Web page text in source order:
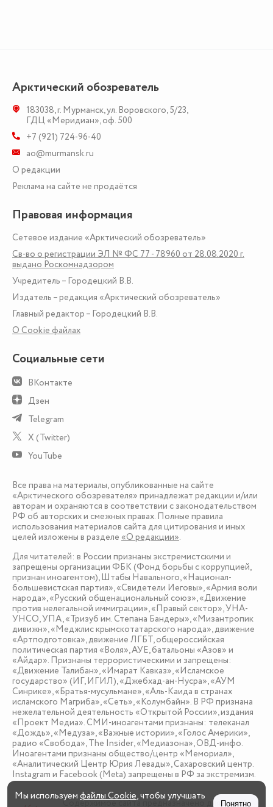
Арктический обозреватель
183038,г. Мурманск,ул. Воровского, 5/23,
ГДЦ «Меридиан», оф. 500
+7 (921) 724-96-40
ao@murmansk.ru
О редакции
Реклама на сайте не продаётся
Правовая информация
Сетевое издание «Арктический обозреватель»
Св-во о регистрации ЭЛ № ФС 77 - 78960 от 28.08.2020 г.
выдано Роскомнадзором
Учредитель – Городецкий В.В.
Издатель – редакция «Арктический обозреватель»
Главный редактор – Городецкий В.В.
О Сookie файлах
Социальные сети
ВКонтакте
Дзен
Telegram
X (Twitter)
YouTube
Все права на материалы, опубликованные на сайте
«Арктического обозревателя» принадлежат редакции и/или
авторам и охраняются в соответствии с законодательством
РФ об авторских и смежных правах. Полные правила
использования материалов сайта для цитирования и иных
целей изложены в разделе «О редакции».
Для читателей: в России признаны экстремистскими и
запрещены организации ФБК (Фонд борьбы с коррупцией,
признан иноагентом), Штабы Навального, «Национал-
большевистская партия», «Свидетели Иеговы», «Армия воли
народа», «Русский общенациональный союз», «Движение
против нелегальной иммиграции», «Правый сектор», УНА-
УНСО, УПА, «Тризуб им. Степана Бандеры», «Мизантропик
дивижн», «Меджлис крымскотатарского народа», движение
«Артподготовка», движение ЛГБТ, общероссийская
политическая партия «Воля», АУЕ, батальоны «Азов» и
«Айдар». Признаны террористическими и запрещены:
«Движение Талибан», «Имарат Кавказ», «Исламское
государство» (ИГ, ИГИЛ), «Джебхад-ан-Нусра», «АУМ
Синрике», «Братья-мусульмане», «Аль-Каида в странах
исламского Магриба», «Сеть», «Колумбайн». В РФ признана
нежелательной деятельность «Открытой России», издания
«Проект Медиа». СМИ-иноагентами признаны: телеканал
«Дождь», «Медуза», «Важные истории», «Голос Америки»,
радио «Свобода», The Insider, «Медиазона», ОВД-инфо.
Иноагентами признаны общество/центр «Мемориал»,
«Аналитический Центр Юрия Левады», Сахаровский центр.
Instagram и Facebook (Metа) запрещены в РФ за экстремизм.
Содержимое сайта предназначено для детей
Мы используемфайлы Cookie, чтобы улучшать
Понятно